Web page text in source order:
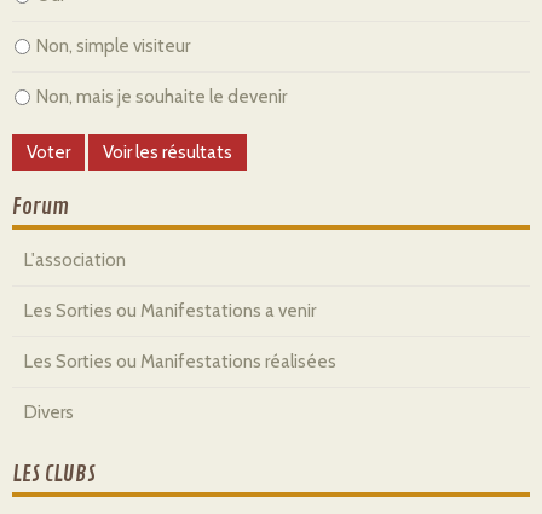
Non, simple visiteur
Non, mais je souhaite le devenir
Forum
L'association
Les Sorties ou Manifestations a venir
Les Sorties ou Manifestations réalisées
Divers
LES CLUBS